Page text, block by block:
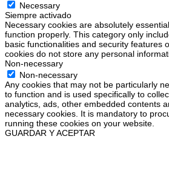
Necessary
Siempre activado
Necessary cookies are absolutely
function properly. This category only
basic functionalities and security features
cookies do not store any personal
Non-necessary
Non-necessary
Any cookies that may not be particularly
to function and is used specifically to
analytics, ads, other embedded contents
necessary cookies. It is mandatory to
running these cookies on your website.
GUARDAR Y ACEPTAR